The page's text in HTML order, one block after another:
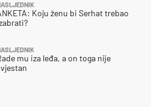
Koju ženu bi Serhat trebao
mu iza leđa, a on toga nije